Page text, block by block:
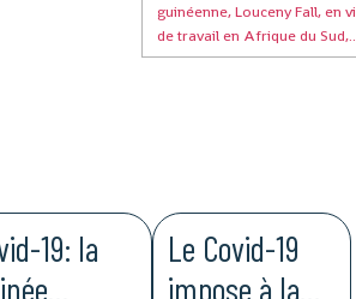
guinéenne, Louceny Fall, en
de travail en Afrique du
19: la
Le Covid-19
impose à la